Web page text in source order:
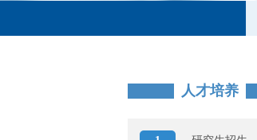
人才培养